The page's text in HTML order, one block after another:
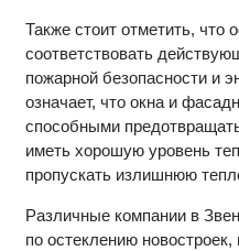
Также стоит отметить, что
соответствовать
пожарной безопасности и
означает, что окна и
способными
иметь хорошую уровень
пропускать излишнюю
Различные компании в
по остеклению